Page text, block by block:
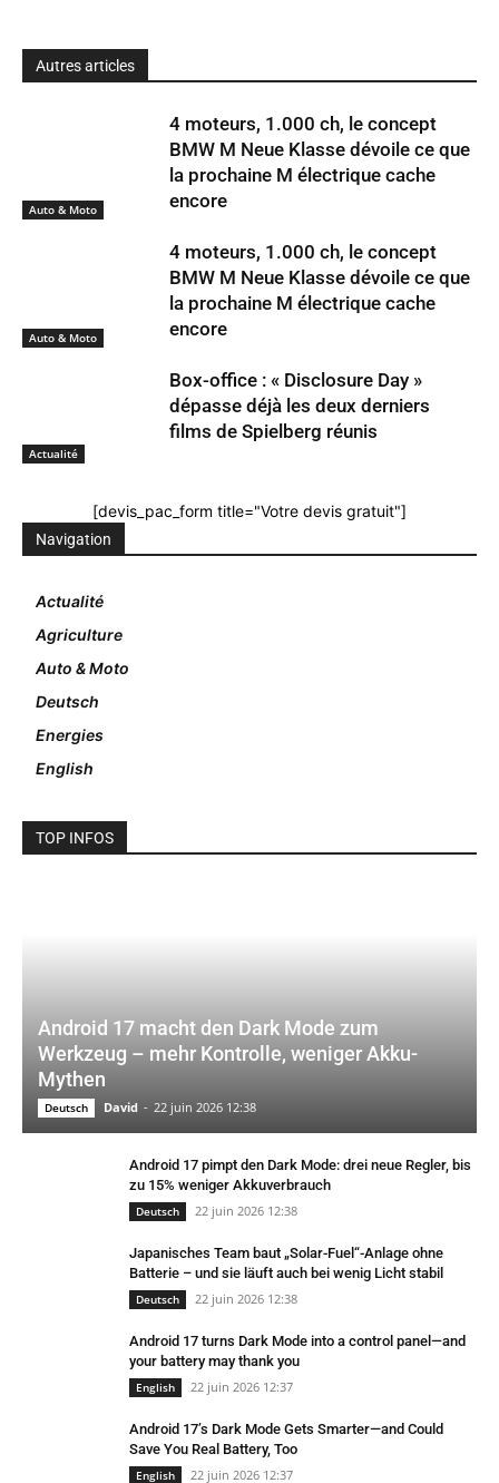
Autres articles
Auto & Moto
4 moteurs, 1.000 ch, le concept
BMW M Neue Klasse dévoile ce que
la prochaine M électrique cache
encore
Auto & Moto
4 moteurs, 1.000 ch, le concept
BMW M Neue Klasse dévoile ce que
la prochaine M électrique cache
encore
Actualité
Box-office : « Disclosure Day »
dépasse déjà les deux derniers
films de Spielberg réunis
[devis_pac_form title="Votre devis gratuit"]
Navigation
Actualité
Agriculture
Auto & Moto
Deutsch
Energies
English
TOP INFOS
Android 17 macht den Dark Mode zum
Werkzeug – mehr Kontrolle, weniger Akku-
Mythen
Deutsch David - 22 juin 2026 12:38
Android 17 pimpt den Dark Mode: drei neue Regler, bis
zu 15% weniger Akkuverbrauch
Deutsch 22 juin 2026 12:38
Japanisches Team baut „Solar-Fuel“-Anlage ohne
Batterie – und sie läuft auch bei wenig Licht stabil
Deutsch 22 juin 2026 12:38
Android 17 turns Dark Mode into a control panel—and
your battery may thank you
English 22 juin 2026 12:37
Android 17’s Dark Mode Gets Smarter—and Could
Save You Real Battery, Too
English 22 juin 2026 12:37